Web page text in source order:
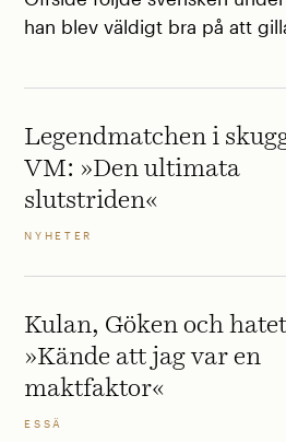
han blev väldigt bra på att
Legendmatchen i
VM: »Den ultimata
slutstriden«
NYHETER
Kulan, Göken och
»Kände att jag var en
maktfaktor«
ESSÄ